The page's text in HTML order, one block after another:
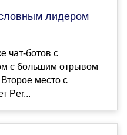
лидером
чат-ботов с
с большим отрывом
место с
Per...